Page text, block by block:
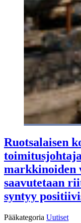
Ruotsalaisen
markkinoiden
saavutetaan
syntyy
Pääkategoria Uutiset